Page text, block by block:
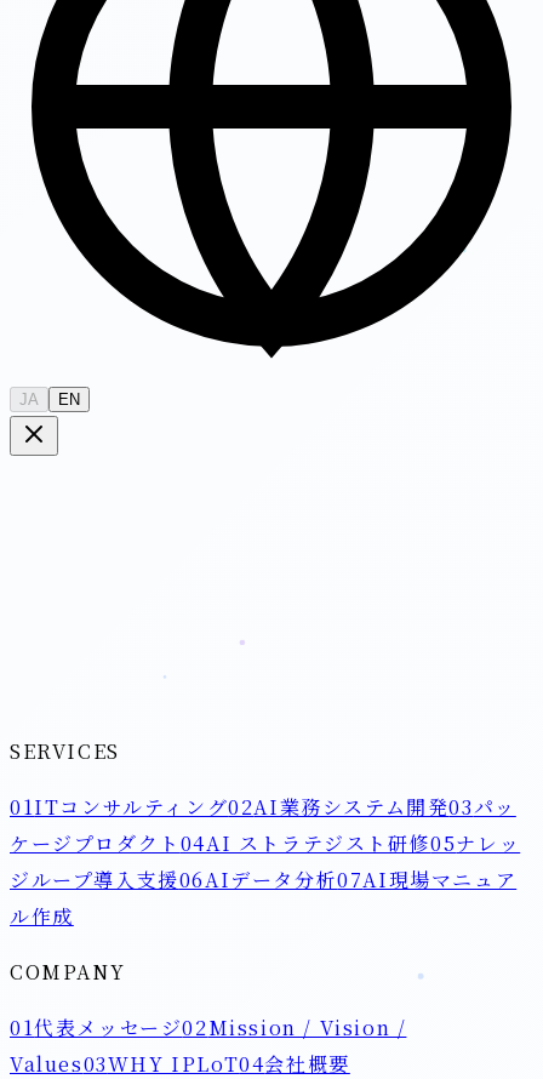
JA EN
SERVICES
01ITコンサルティング02AI業務システム開発03パッ
ケージプロダクト 04AI ストラテジスト研修05ナレッ
ジループ導入支援06AIデータ分析07AI現場マニュア
ル作成
COMPANY
01代表メッセージ02Mission / Vision /
Values03WHY IPLoT04会社概要